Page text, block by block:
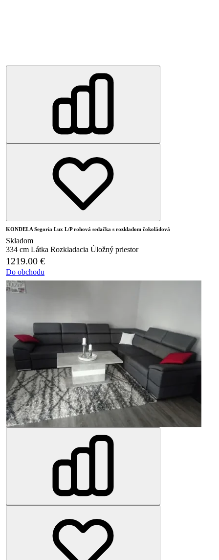
KONDELA Segoria Lux L/P rohová sedačka s rozkladom čokoládová
Skladom
334 cm Látka Rozkladacia Úložný priestor
1219.00 €
Do obchodu